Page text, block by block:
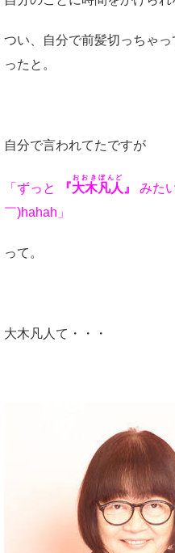
つい、自分で前髪切っちゃ
ったと。
自分で言われてたですが
「ずっと 『大木凡人
おおきぼんど
』
みた
￣)hahah」
って。
大木凡人て・・・